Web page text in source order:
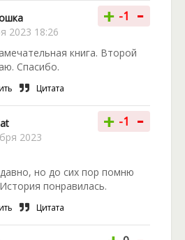
2023 18:26
+ -1 -
книга. Второй
Спасибо.
Цитата
2023
+ -1 -
но до сих пор помню
понравилась.
Цитата